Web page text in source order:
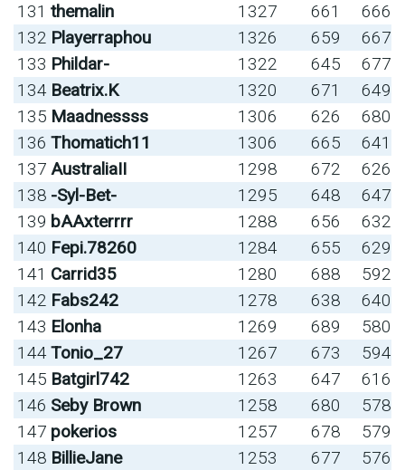
131 themalin 1327 661
666
132 Playerraphou 1326 659
667
133 Phildar- 1322 645
677
134 Beatrix.K 1320 671
649
135 Maadnessss 1306 626
680
136 Thomatich11 1306 665
641
137 AustraliaII 1298 672
626
138 -Syl-Bet- 1295 648
647
139 bAAxterrrr 1288 656
632
140 Fepi.78260 1284 655
629
141 Carrid35 1280 688
592
142 Fabs242 1278 638
640
143 Elonha 1269 689
580
144 Tonio_27 1267 673
594
145 Batgirl742 1263 647
616
146 Seby Brown 1258 680
578
147 pokerios 1257 678
579
148 BillieJane 1253 677
576